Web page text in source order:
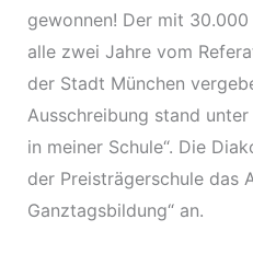
gewonnen! Der mit
alle zwei Jahre vom
der Stadt München
Ausschreibung stand
in meiner Schule“. Die
der Preisträgerschule das
Ganztagsbildung“ an.